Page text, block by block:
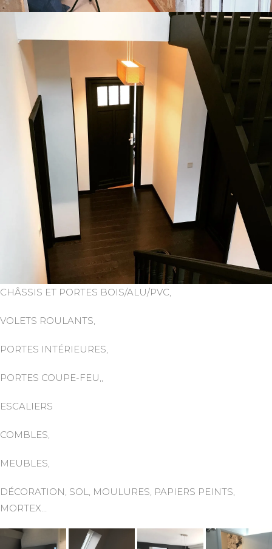
CHÂSSIS ET PORTES BOIS/ALU/PVC,
VOLETS ROULANTS,
PORTES INTÉRIEURES,
PORTES COUPE-FEU,,
ESCALIERS
COMBLES,
MEUBLES,
DÉCORATION, SOL, MOULURES, PAPIERS PEINTS,
MORTEX…